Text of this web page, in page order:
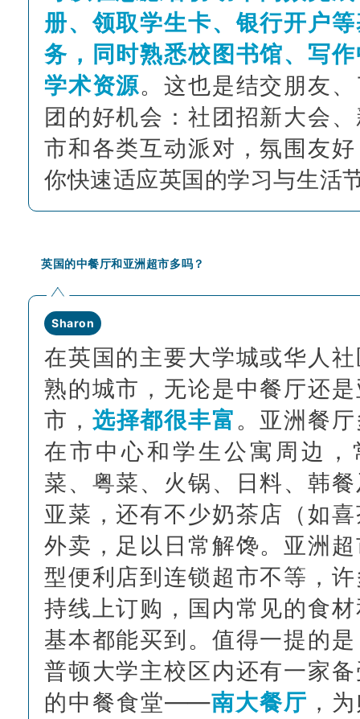
册、领取学生卡、银行开户
务，同时熟悉校图书馆、写
学术资源。这也是结交朋友
团的好机会：社团招新大会
市和各类互动派对，氛围友
你快速适应英国的学习与生活
英国的中餐厅和亚洲超市多吗？
Sharon
在英国的主要大学城或华人
熟的城市，无论是中餐厅还
市， 选择都很丰富。亚洲餐
在市中心和学生公寓周边，
菜、粤菜、火锅、日料、韩
亚菜，还有不少奶茶店（如
外卖，足以日常解馋。亚洲
型便利店到连锁超市不等，
持线上订购，国内常见的食
基本都能买到。值得一提的
普顿大学主校区内还有一家
的中餐食堂——南大餐厅 ，